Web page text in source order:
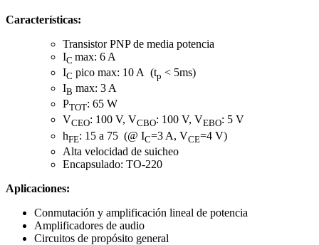
Características:
Transistor PNP de media potencia
IC max: 6 A
IC pico max: 10 A (tp < 5ms)
IB max: 3 A
PTOT: 65 W
VCEO: 100 V, VCBO: 100 V, VEBO: 5 V
hFE: 15 a 75 (@ IC=3 A, VCE=4 V)
Alta velocidad de suicheo
Encapsulado: TO-220
Aplicaciones:
Conmutación y amplificación lineal de potencia
Amplificadores de audio
Circuitos de propósito general